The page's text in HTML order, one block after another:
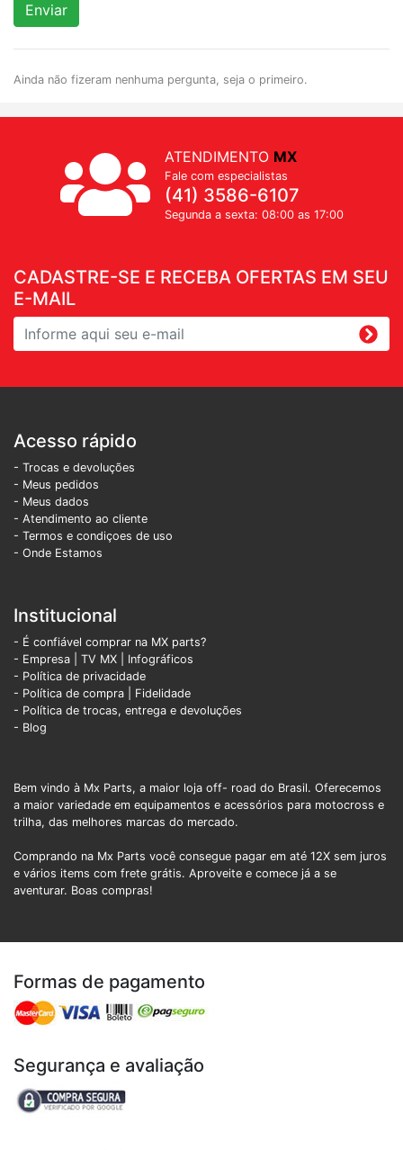
Enviar
Ainda não fizeram nenhuma pergunta, seja o primeiro.
CADASTRE-SE E RECEBA OFERTAS EM SEU
E-MAIL
ATENDIMENTO MX
Fale com especialistas
(41) 3586-6107
Segunda a sexta: 08:00 as 17:00
Acesso rápido
- Trocas e devoluções
- Meus pedidos
- Meus dados
- Atendimento ao cliente
- Termos e condiçoes de uso
- Onde Estamos
Institucional
- É confiável comprar na MX parts?
- Empresa
TV MX
Infográficos
- Política de privacidade
- Política de compra | Fidelidade
- Política de trocas, entrega e devoluções
- Blog
Bem vindo à Mx Parts, a maior loja off- road do Brasil. Oferecemos
a maior variedade em equipamentos e acessórios para motocross e
trilha, das melhores marcas do mercado.
Comprando na Mx Parts você consegue pagar em até 12X sem juros
e vários items com frete grátis. Aproveite e comece já a se
aventurar. Boas compras!
Formas de pagamento
Segurança e avaliação